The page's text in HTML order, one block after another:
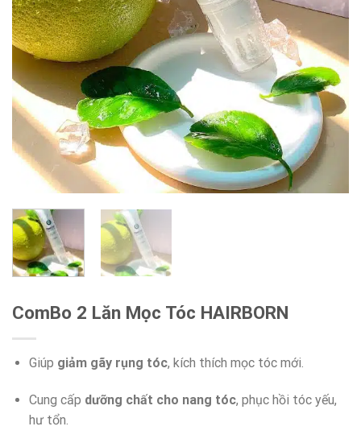
ComBo 2 Lăn Mọc Tóc HAIRBORN
Giúp giảm gãy rụng tóc, kích thích mọc tóc mới.
Cung cấp dưỡng chất cho nang tóc, phục hồi tóc yếu,
hư tổn.